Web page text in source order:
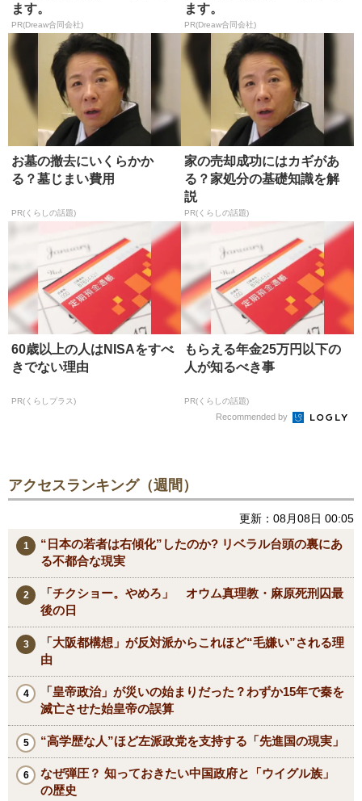
ます。
PR(Dreaw合同会社)
ます。
PR(Dreaw合同会社)
お墓の撤去にいくらかか
る？墓じまい費用
PR(くらしの話題)
家の売却成功にはカギがあ
る？家処分の基礎知識を解
説
PR(くらしの話題)
60歳以上の人はNISAをすべ
きでない理由
PR(くらしプラス)
もらえる年金25万円以下の
人が知るべき事
PR(くらしの話題)
Recommended by
アクセスランキング（週間）
更新：08月08日 00:05
“日本の若者は右傾化”したのか? リベラル台頭の裏にあ
る不都合な現実
「チクショー。やめろ」 オウム真理教・麻原死刑囚最
後の日
「大阪都構想」が反対派からこれほど“毛嫌い”される理
由
「皇帝政治」が災いの始まりだった？わずか15年で秦を
滅亡させた始皇帝の誤算
“高学歴な人”ほど左派政党を支持する「先進国の現実」
なぜ弾圧？ 知っておきたい中国政府と「ウイグル族」
の歴史